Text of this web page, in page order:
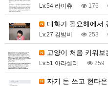
Lv.54 라이츄 176
대화가 필요해에서
Lv.27 김밤비 253
고양이 처음 키워보
Lv.51 아라셀리 259
자기 돈 쓰고 현타